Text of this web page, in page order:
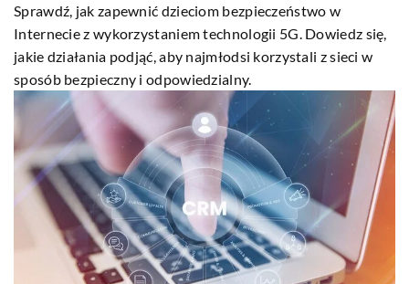
Sprawdź, jak zapewnić dzieciom bezpieczeństwo w
Internecie z wykorzystaniem technologii 5G. Dowiedz się,
jakie działania podjąć, aby najmłodsi korzystali z sieci w
sposób bezpieczny i odpowiedzialny.